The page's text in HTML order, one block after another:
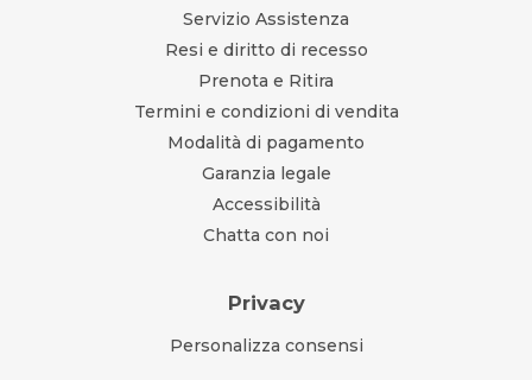
Servizio Assistenza
Resi e diritto di recesso
Prenota e Ritira
Termini e condizioni di vendita
Modalità di pagamento
Garanzia legale
Accessibilità
Chatta con noi
Privacy
Personalizza consensi